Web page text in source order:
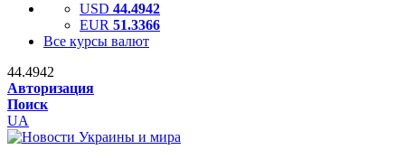
USD 44.4942
EUR 51.3366
Все курсы валют
44.4942
Авторизация
Поиск
UA